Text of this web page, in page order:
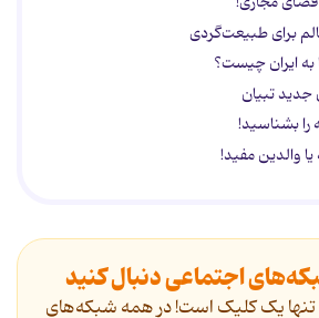
به ایران چیست؟
جدید تبیان
را بشناسید!
والدین مفید!
اجتماعی دنبال کنید
تنها یک کلیک است! در همه شبکه‌های